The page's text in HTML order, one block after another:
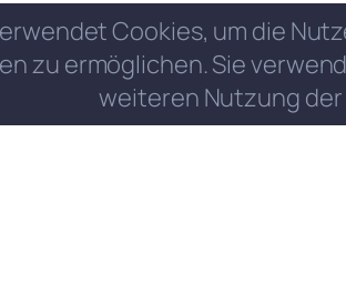
Cookies, um die
zu ermöglichen. Sie
weiteren Nutzung der